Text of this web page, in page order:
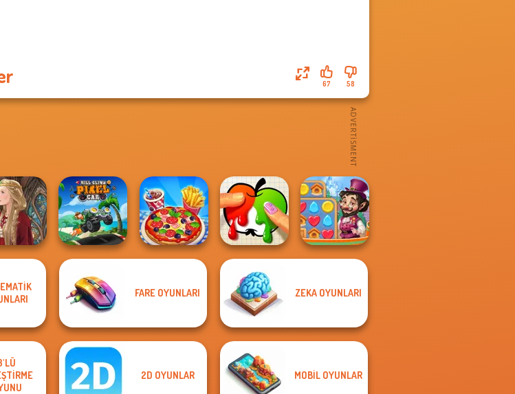
58
67
Doll
Hill Climb Pixel
Car
Paint It
Vega Mix: Fairy
FARE OYUNLARI ZEKA OYUNLARI
2D OYUNLAR MOBIL OYUNLAR